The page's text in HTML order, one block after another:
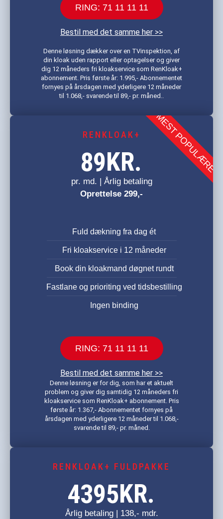
RING: 71 11 11 11
Bestil med det samme her >>
Denne løsning dækker over en TVinspektion, af
din kloak uden rapport eller optagelser og giver
dig 12 måneders fri kloakservice som RenKloak+
abonnement. Pris første år: 1.995,- Abonnementet
fornyes på årsdagen med yderligere 12 måneder
til 1.068,- svarende til 89,- pr. måned..
RENKLOAK+
89KR.
pr. md. | Årlig betaling
Oprettelse 299,-
Fuld dækning fra dag ét
Fri kloakservice i 12 måneder
Book din kloakmand døgnet rundt
Fastlane og prioriting ved tidsbestilling
Ingen binding
RING: 71 11 11 11
Bestil med det samme her >>
Denne løsning er for dig, som har et aktuelt
problem og giver dig samtidig 12 måneders fri
kloakservice som RenKloak+ abonnement. Pris
første år: 1.367,- Abonnementet fornyes på
årsdagen med yderligere 12 måneder til 1.068,-
svarende til 89,- pr. måned.
MEST POPULÆRE
RENKLOAK+ FULDPAKKE
4395KR.
Årlig betaling | 138,- mdr.